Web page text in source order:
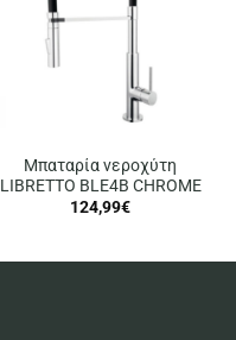
Μπαταρία νεροχύτη
LIBRETTO BLE4B CHROME
124,99€